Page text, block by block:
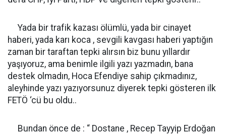
Yada bir trafik kazası ölümlü, yada bir cinayet
haberi, yada karı koca , sevgili kavgası haberi yaptığın
zaman bir taraftan tepki alırsın biz bunu yıllardır
yaşıyoruz, ama benimle ilgili yazı yazmadın, bana
destek olmadın, Hoca Efendiye sahip çıkmadınız,
aleyhinde yazı yazıyorsunuz diyerek tepki gösteren ilk
FETÖ ‘cü bu oldu..
Bundan önce de : “ Dostane , Recep Tayyip Erdoğan